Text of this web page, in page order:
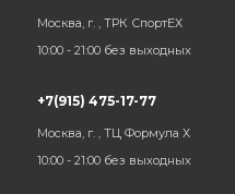
Москва, г. , ТРК СпортЕХ
10:00 - 21:00 без выходных
+7(915) 475-17-77
Москва, г. , ТЦ Формула Х
10:00 - 21:00 без выходных